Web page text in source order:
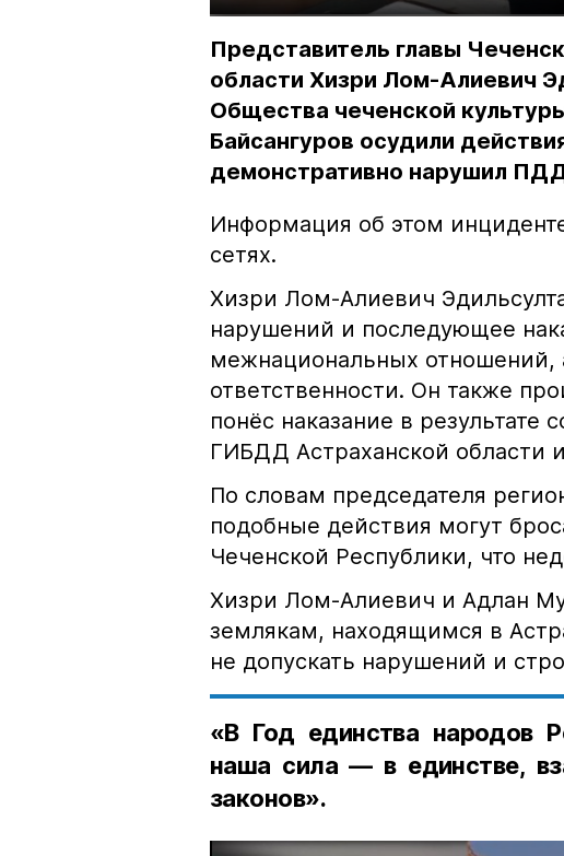
Представитель главы
области Хизри Лом-Алиевич
Общества чеченской
Байсангуров осудили
демонстративно нарушил
Информация об этом
сетях.
Хизри Лом-Алиевич
нарушений и последующее
межнациональных отношений,
ответственности. Он также
понёс наказание в
ГИБДД Астраханской области
По словам председателя
подобные действия могут
Чеченской Республики, что
Хизри Лом-Алиевич и Адлан
землякам, находящимся в
не допускать нарушений и
«В Год единства народов
наша сила — в единстве,
законов».